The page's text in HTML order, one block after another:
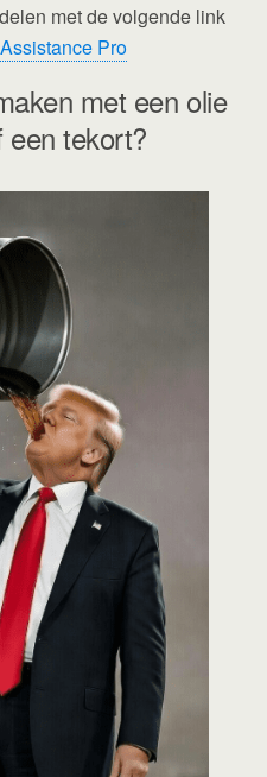
met de volgende link
Pro
met een olie
een tekort?